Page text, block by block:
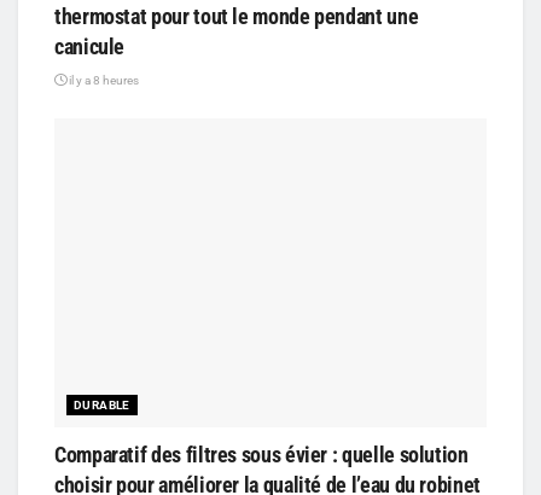
thermostat pour tout le monde pendant une
canicule
il y a 8 heures
DURABLE
Comparatif des filtres sous évier : quelle solution
choisir pour améliorer la qualité de l’eau du robinet